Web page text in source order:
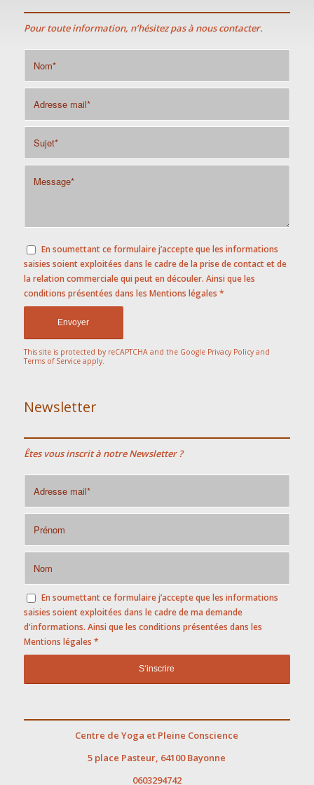
Pour toute information, n’hésitez pas à nous contacter.
Sorry, a problem occurred trying to
communicate with Google
reCAPTCHA API. You are currently
not able to submit the contact form.
Please try again later - reload the
page and also check your internet
connection.
En soumettant ce formulaire j’accepte que les informations
conditions présentées dans les
Terms of Serviceapply.
Newsletter
Êtes vous inscrit à notre Newsletter ?
Mentions légales*